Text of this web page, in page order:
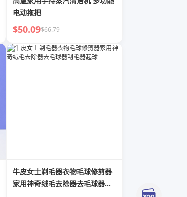
电动拖把
$50.09$66.79
牛皮女士剃毛器衣物毛球修剪器
家用神奇绒毛去除器去毛球器刮